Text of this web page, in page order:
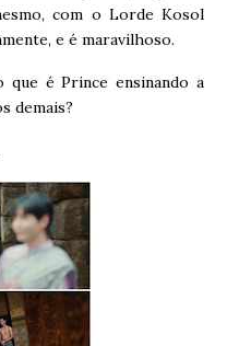
com o Lorde Kosol
e é maravilhoso.
que é Prince ensinando a
demais?